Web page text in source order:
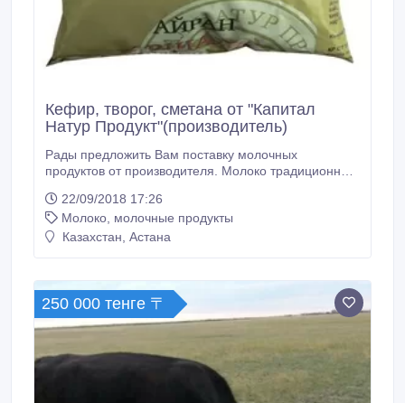
Кефир, творог, сметана от "Капитал
Натур Продукт"(производитель)
Рады предложить Вам поставку молочных
продуктов от производителя. Молоко традиционное
5% (400гр/1000гр) 400тг/900тг - Aйран
казахстанский Кефир 2, 5% (400гр/1000гр)
95тг/180тг -Сметана класcическая 20%(180гр/380гр)
22/09/2018 17:26
Молоко, молочные продукты
Казахстан, Астана
250 000 тенге 〒